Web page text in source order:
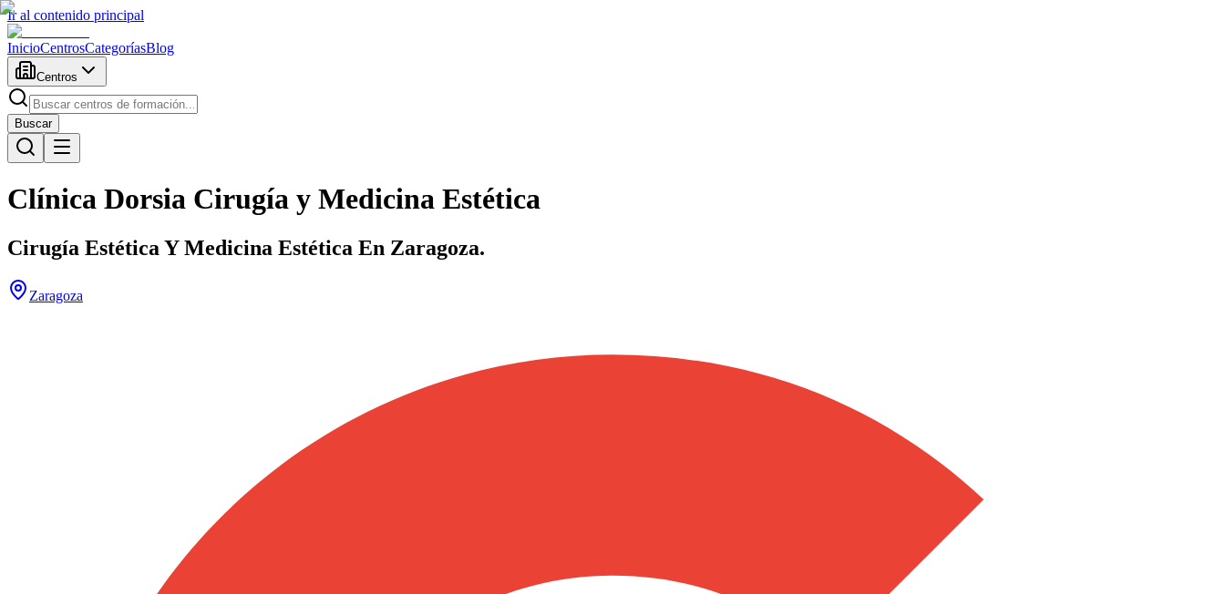
Ir al contenido principal
InicioCentrosCategoríasBlog
Centros
Buscar
Clínica Dorsia Cirugía y Medicina Estética
Cirugía Estética Y Medicina Estética En Zaragoza.
Zaragoza